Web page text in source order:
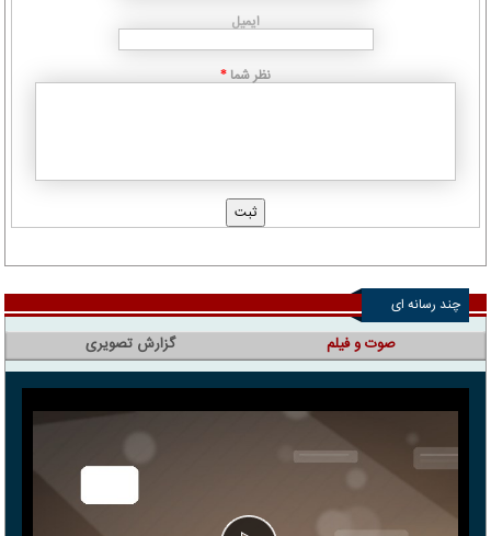
ایمیل
نظر شما *
چند رسانه ای
صوت و فیلم گزارش تصویری